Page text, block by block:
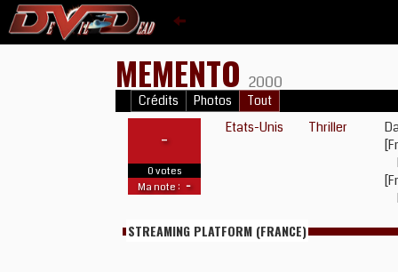
MEMENTO 2000
Crédits Photos Tout
-
0 votes
Ma note : -
Etats-Unis Thriller
STREAMING PLATFORM (FRANCE)